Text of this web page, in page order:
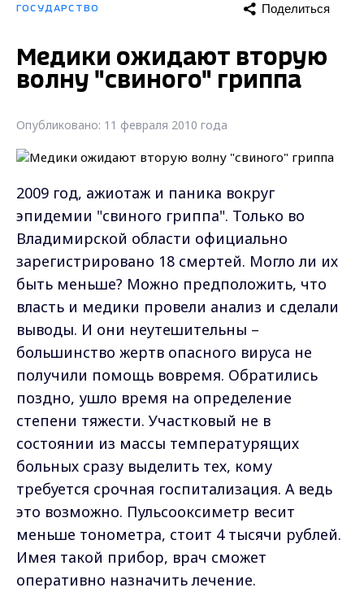
ГОСУДАРСТВО Поделиться
Медики ожидают вторую
волну "свиного" гриппа
Опубликовано: 11 февраля 2010 года
2009 год, ажиотаж и паника вокруг
эпидемии "свиного гриппа". Только во
Владимирской области официально
зарегистрировано 18 смертей. Могло ли их
быть меньше? Можно предположить, что
власть и медики провели анализ и сделали
выводы. И они неутешительны –
большинство жертв опасного вируса не
получили помощь вовремя. Обратились
поздно, ушло время на определение
степени тяжести. Участковый не в
состоянии из массы температурящих
больных сразу выделить тех, кому
требуется срочная госпитализация. А ведь
это возможно. Пульсооксиметр весит
меньше тонометра, стоит 4 тысячи рублей.
Имея такой прибор, врач сможет
оперативно назначить лечение.